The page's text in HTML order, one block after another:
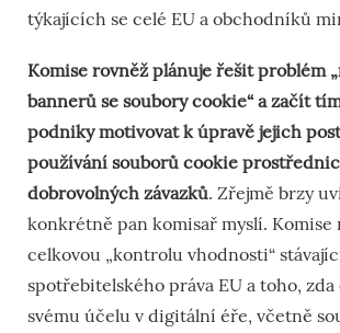
týkajících se celé EU a obchodníků
Komise rovněž plánuje řešit problém
bannerů se soubory cookie“ a začít
podniky motivovat k úpravě jejich
používání souborů cookie
dobrovolných závazků. Zřejmě brzy
konkrétně pan komisař myslí. Komise
celkovou „kontrolu vhodnosti“
spotřebitelského práva EU a toho,
svému účelu v digitální éře, včetně